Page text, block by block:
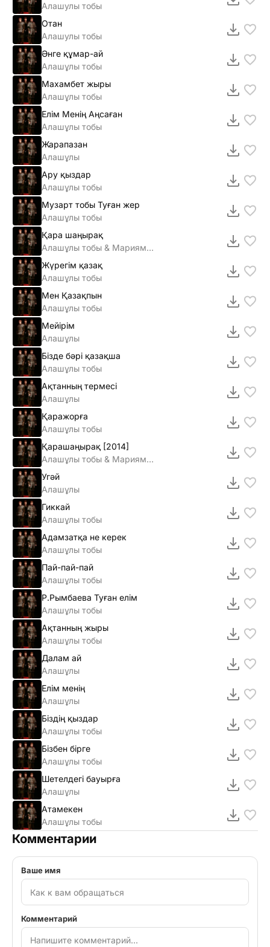
Алашулы тобы
Отан
Алашулы тобы
Әнге құмар-ай
Алашұлы тобы
Махамбет жыры
Алашұлы тобы
Елім Менің Аңсаған
Алашұлы тобы
Жарапазан
Алашұлы
Ару қыздар
Алашұлы тобы
Музарт тобы Туған жер
Алашұлы тобы
Қара шаңырақ
Алашұлы тобы & Мариям Думанова
Жүрегім қазақ
Алашұлы тобы
Мен Қазақпын
Алашұлы тобы
Мейірім
Алашұлы
Бізде бәрі қазақша
Алашұлы тобы
Ақтанның термесі
Алашұлы
Қаражорға
Алашұлы тобы
Қарашаңырақ [2014]
Алашұлы тобы & Мариям Думанова
Угәй
Алашұлы
Гиккай
Алашұлы тобы
Адамзатқа не керек
Алашұлы тобы
Пай-пай-пай
Алашұлы тобы
Р.Рымбаева Туған елім
Алашұлы тобы
Ақтанның жыры
Алашұлы тобы
Далам ай
Алашұлы
Елім менің
Алашұлы
Біздің қыздар
Алашұлы тобы
Бізбен бірге
Алашұлы тобы
Шетелдегі бауырға
Алашұлы
Атамекен
Алашұлы тобы
Комментарии
Ваше имя
Комментарий